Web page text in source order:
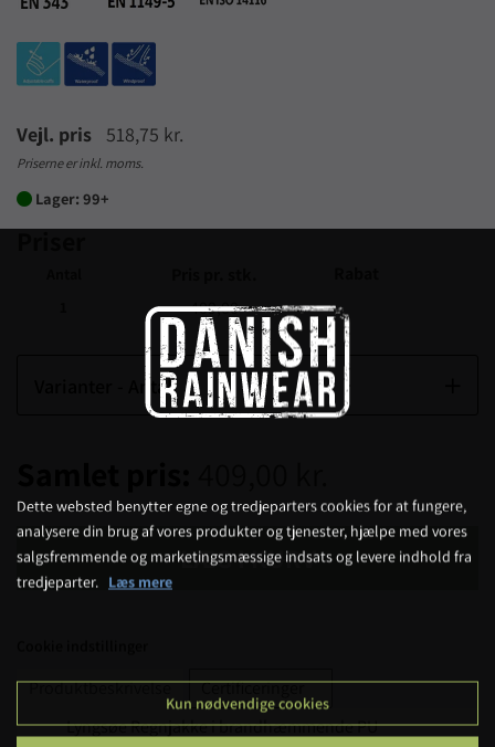
Vejl. pris 518,75 kr.
Priserne er inkl. moms.
 Lager: 99+
Priser
409,00
Varianter - Antal
LÆG I KURV
Produktbeskrivelse
Certificeringer
Lyngsøe Regnjakke i brandhæmmende PU
Dette websted benytter egne og tredjeparters cookies for at fungere,
analysere din brug af vores produkter og tjenester, hjælpe med vores
salgsfremmende og marketingsmæssige indsats og levere indhold fra
tredjeparter. Læs mere
Kun nødvendige cookies